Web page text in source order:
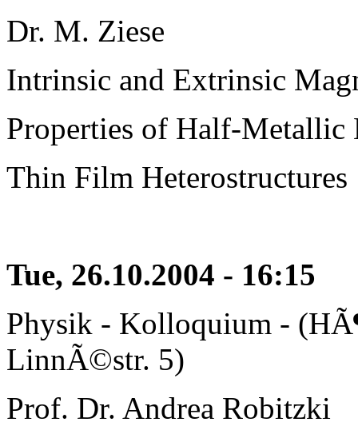
Dr. M. Ziese
Intrinsic and Extrinsic
Properties of Half-Metallic
Thin Film Heterostructures
Tue, 26.10.2004 - 16:15
Physik - Kolloquium -
LinnÃ©str. 5)
Prof. Dr. Andrea Robitzki